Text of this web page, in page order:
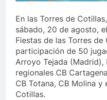
En las Torres de
sábado, 20 de agosto,
Fiestas de las Torres
participación de 50
Arroyo Tejada (Madrid),
regionales CB
CB Totana, CB Molina
Cotillas.